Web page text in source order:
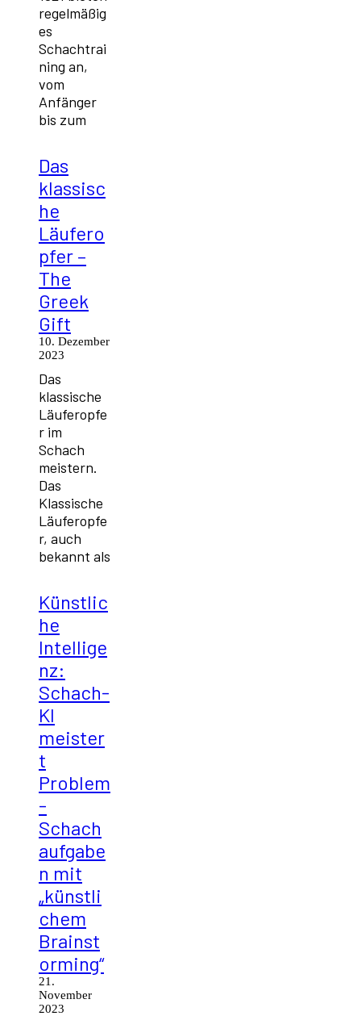
regelmäßig
es
Schachtrai
ning an,
vom
Anfänger
bis zum
Das
klassisc
he
Läufero
pfer –
The
Greek
Gift
10. Dezember
2023
Das
klassische
Läuferopfe
r im
Schach
meistern.
Das
Klassische
Läuferopfe
r, auch
bekannt als
Künstlic
he
Intellige
nz:
Schach-
KI
meister
t
Problem
-
Schach
aufgabe
n mit
„künstli
chem
Brainst
orming“
21.
November
2023